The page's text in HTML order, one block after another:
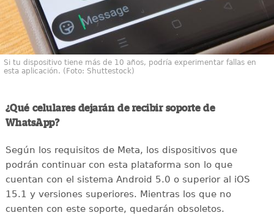
Si tu dispositivo tiene más de 10 años, podría experimentar fallas en
esta aplicación. (Foto: Shuttestock)
¿Qué celulares dejarán de recibir soporte de
WhatsApp?
Según los requisitos de Meta, los dispositivos que
podrán continuar con esta plataforma son lo que
cuentan con el sistema Android 5.0 o superior al iOS
15.1 y versiones superiores. Mientras los que no
cuenten con este soporte, quedarán obsoletos.